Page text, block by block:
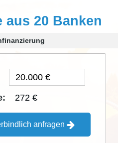
20 Banken
272 €
anfragen